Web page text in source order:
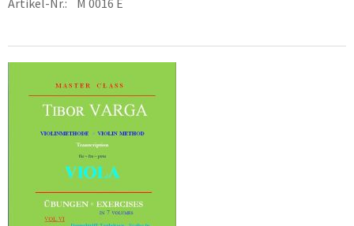
Artikel-Nr.: M 0016 E